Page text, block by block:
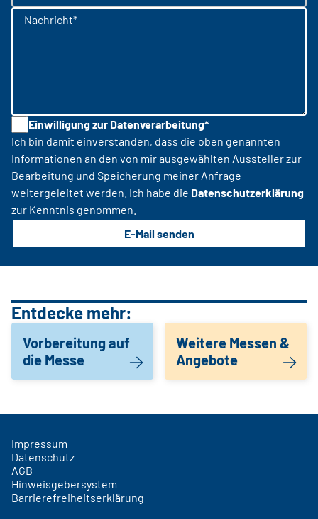
Nachricht*
Einwilligung zur Datenverarbeitung*
Ich bin damit einverstanden, dass die oben genannten
Informationen an den von mir ausgewählten Aussteller zur
Bearbeitung und Speicherung meiner Anfrage
weitergeleitet werden. Ich habe die Datenschutzerklärung
zur Kenntnis genommen.
E-Mail senden
Entdecke mehr:
Vorbereitung auf
die Messe
Weitere Messen &
Angebote
Impressum
Datenschutz
AGB
Hinweisgebersystem
Barrierefreiheitserklärung